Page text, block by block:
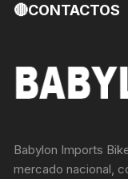
🔴CONTACTOS
Babylon Imports
mercado nacional,